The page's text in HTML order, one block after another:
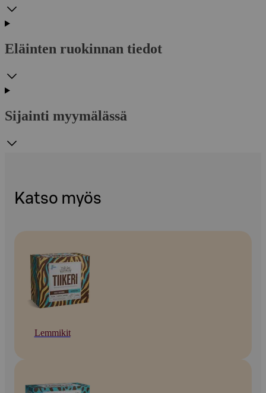
Eläinten ruokinnan tiedot
Sijainti myymälässä
Katso myös
Lemmikit